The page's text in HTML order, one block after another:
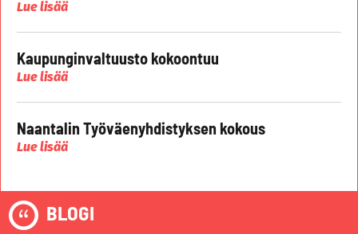
Lue lisää
Kaupunginvaltuusto kokoontuu
Lue lisää
Naantalin Työväenyhdistyksen kokous
Lue lisää
BLOGI